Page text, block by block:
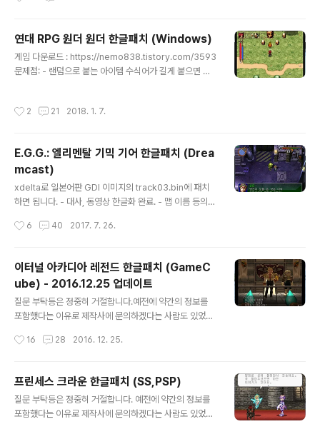
3/23· 무로마을 번역· 맞춤법 및 띄어쓰기 대대적 수정· 유
성의 폭포 루가이 출현 버그 수정· 포켓몬 이름 엔테이 ☞
앤테이로 수정· 포켓몬 이름 레쿠자 ☞ 레쿠쟈로 수정· 눈
싸라기 기술명이 싸라기눈으로 잘못되어 있던 점 수정· 봄
형식 통일· 그 외 오타 수정 ◎ 2018/04/0..
연대 RPG 원더 원더 한글패치 (Windows)
게임 다운로드 : https://nemo838.tistory.com/3593
문제점: - 랜덤으로 붙는 아이템 수식어가 길게 붙으면 아
나, 번역이 되지 않은 부분이 있을 수도 있습니다. 그런 부
제가 없다는 것은 확인한 상태입니다.) - 윈도우 7에서는
전체화면으로 실행하면 화면이 정상적으로 표시되지 않아
서 dxwnd나 d3dwindow를 사용해서 창모드로 실행해
야 하는 문제가 있습니다. ===================
2 21 2018. 1. 7.
E.G.G.: 엘리멘탈 기믹 기어 한글패치 (Drea
mcast)
xdelta로 일본어판 GDI 이미지의 track03.bin에 패치
하면 됩니다. - 대사, 동영상 한글화 완료. - 맵 이름 등의
것은 각자가 책임을 지고 배포하십시오. 어차피 돌고 돌 자
되 출처만은 반드시 밝혀주시기 바랍니다. 루리웹에 소식
가져가지 마세요 귀찮은 일이 생기지 않았으면 합니다. ==
===================================
=====================
6 40 2017. 7. 26.
이터널 아카디아 레전드 한글패치 (GameC
ube) - 2016.12.25 업데이트
질문 부탁등은 정중히 거절합니다.예전에 약간의 정보를
포함했다는 이유로 제작사에 문의하겠다는 사람도 있었습
는 사람에겐 문제가 있을 수도 있습니다. 소란이 발생하면
이상 패치 적용된 상태로 자료가 떠도는건 어쩔 수가 없겠
지만, 최소한 출처는 밝히고 가져가는게 도리라 생각됩니
다. 댓가 없이 하는 작업이니만큼 "뿌듯함"이라도 느낄 수
있게 배려해주세요. ※. 16.12.18 패치내역 - 타이틀 화면
16 28 2016. 12. 25.
프린세스 크라운 한글패치 (SS,PSP)
질문 부탁등은 정중히 거절합니다. 예전에 약간의 정보를
포함했다는 이유로 제작사에 문의하겠다는 사람도 있었습